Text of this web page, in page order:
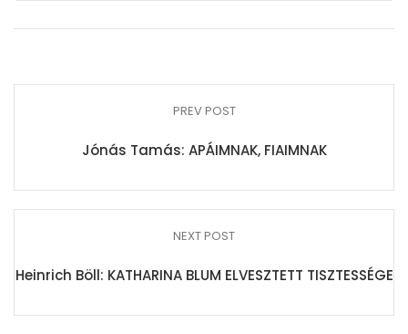
PREV POST
Jónás Tamás: APÁIMNAK, FIAIMNAK
NEXT POST
Heinrich Böll: KATHARINA BLUM ELVESZTETT TISZTESSÉGE